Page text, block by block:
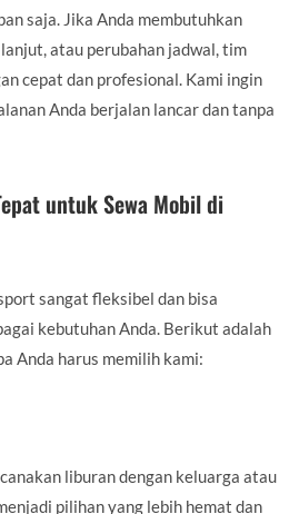
saja. Jika Anda membutuhkan
atau perubahan jadwal, tim
cepat dan profesional. Kami ingin
Anda berjalan lancar dan tanpa
untuk Sewa Mobil di
sangat fleksibel dan bisa
kebutuhan Anda. Berikut adalah
Anda harus memilih kami:
liburan dengan keluarga atau
pilihan yang lebih hemat dan